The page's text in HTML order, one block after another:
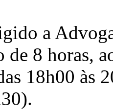
a
de 8 horas,
18h00 às